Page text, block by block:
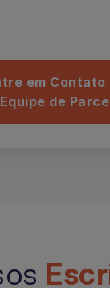
em Contato
Equipe de